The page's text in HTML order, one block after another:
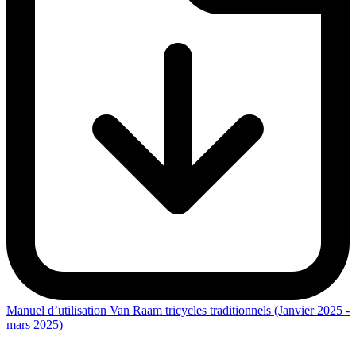
Manuel d’utilisation Van Raam tricycles traditionnels (Janvier 2025 -
mars 2025)